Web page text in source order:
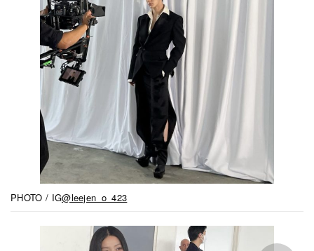
PHOTO / IG@leejen_o_423